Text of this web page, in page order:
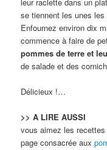
se tiennent les unes les
Enfournez environ dix
commence à faire de
pommes de terre et
de salade et des
Délicieux !…
>> A LIRE AUSSI
vous aimez les
page consacrée aux